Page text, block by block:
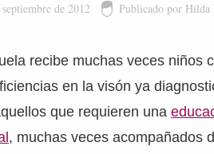
septiembre de 2012 Publicado por Hilda
recibe muchas veces niños
en la visón ya
que requieren una
, muchas veces acompañados